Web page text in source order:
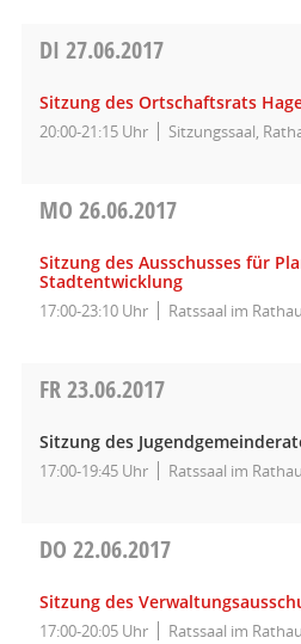
DI 27.06.2017
Sitzung des Ortschaftsrats
20:00-21:15 Uhr Sitzungssaal,
MO 26.06.2017
Sitzung des Ausschusses für
Stadtentwicklung
17:00-23:10 Uhr Ratssaal im
FR23.06.2017
Sitzung des
17:00-19:45 Uhr Ratssaal im
DO 22.06.2017
Sitzung des
17:00-20:05 Uhr Ratssaal im